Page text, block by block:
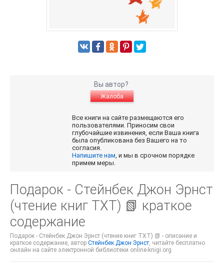
Вы автор?
Жалоба
Все книги на сайте размещаются его
пользователями. Приносим свои
глубочайшие извинения, если Ваша книга
была опубликована без Вашего на то
согласия.
Напишите нам, и мы в срочном порядке
примем меры.
Подарок - Стейнбек Джон Эрнст
(чтение книг TXT) 📗 краткое
содержание
Подарок - Стейнбек Джон Эрнст (чтение книг TXT) 📗 - описание и
краткое содержание, автор Стейнбек Джон Эрнст, читайте бесплатно
онлайн на сайте электронной библиотеки online-knigi.org